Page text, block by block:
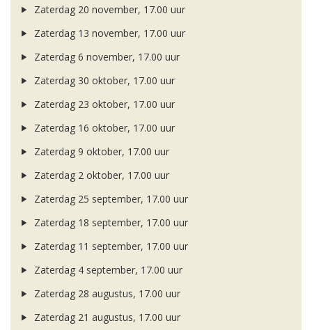
Zaterdag 20 november, 17.00 uur
Zaterdag 13 november, 17.00 uur
Zaterdag 6 november, 17.00 uur
Zaterdag 30 oktober, 17.00 uur
Zaterdag 23 oktober, 17.00 uur
Zaterdag 16 oktober, 17.00 uur
Zaterdag 9 oktober, 17.00 uur
Zaterdag 2 oktober, 17.00 uur
Zaterdag 25 september, 17.00 uur
Zaterdag 18 september, 17.00 uur
Zaterdag 11 september, 17.00 uur
Zaterdag 4 september, 17.00 uur
Zaterdag 28 augustus, 17.00 uur
Zaterdag 21 augustus, 17.00 uur